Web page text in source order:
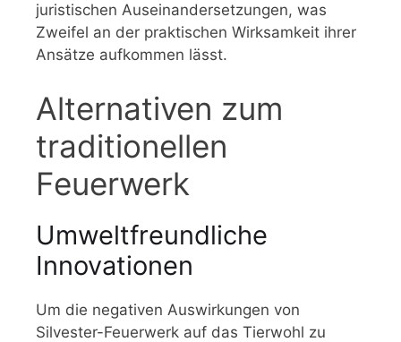
juristischen Auseinandersetzungen, was
Zweifel an der praktischen Wirksamkeit ihrer
Ansätze aufkommen lässt.
Alternativen zum
traditionellen
Feuerwerk
Umweltfreundliche
Innovationen
Um die negativen Auswirkungen von
Silvester-Feuerwerk auf das Tierwohl zu